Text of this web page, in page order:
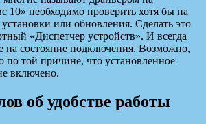
10» необходимо проверить хотя бы на
или обновления. Сделать это
«Диспетчер устройств». И всегда
на состояние подключения. Возможно,
по той причине, что установленное
включено.
об удобстве работы